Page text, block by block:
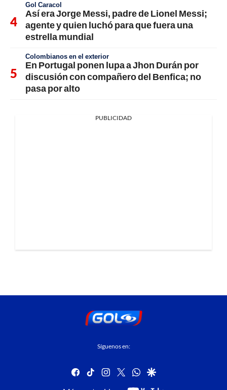
Gol Caracol
Así era Jorge Messi, padre de Lionel Messi;
agente y quien luchó para que fuera una
estrella mundial
Colombianos en el exterior
En Portugal ponen lupa a Jhon Durán por
discusión con compañero del Benfica; no
pasa por alto
PUBLICIDAD
Síguenos en:
facebook
tiktok instagram
twitterwhatsapp
google